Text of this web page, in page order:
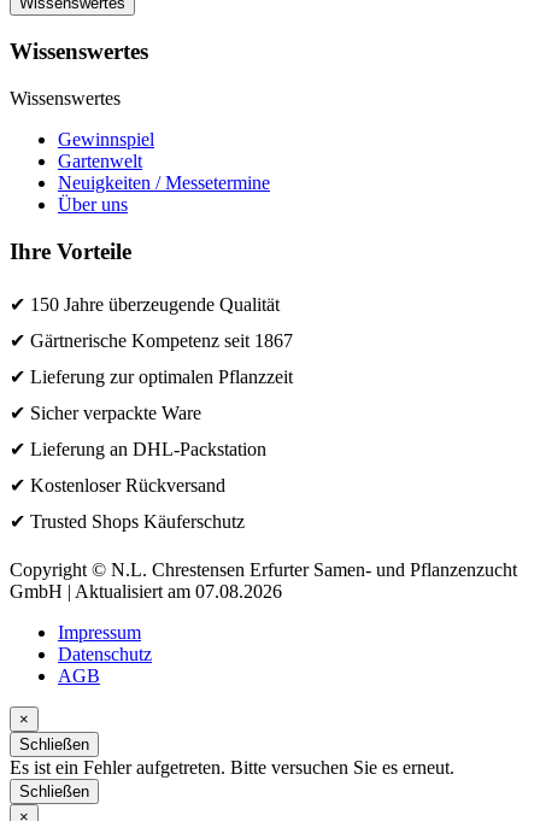
Wissenswertes
Wissenswertes
Gewinnspiel
Gartenwelt
Neuigkeiten / Messetermine
Über uns
Ihre Vorteile
✔ 150 Jahre überzeugende Qualität
✔ Gärtnerische Kompetenz seit 1867
✔ Lieferung zur optimalen Pflanzzeit
✔ Sicher verpackte Ware
✔ Lieferung an DHL-Packstation
✔ Kostenloser Rückversand
✔ Trusted Shops Käuferschutz
Copyright © N.L. Chrestensen Erfurter Samen- und Pflanzenzucht
GmbH | Aktualisiert am 07.08.2026
Impressum
Datenschutz
AGB
×
Schließen
Es ist ein Fehler aufgetreten. Bitte versuchen Sie es erneut.
Schließen
×